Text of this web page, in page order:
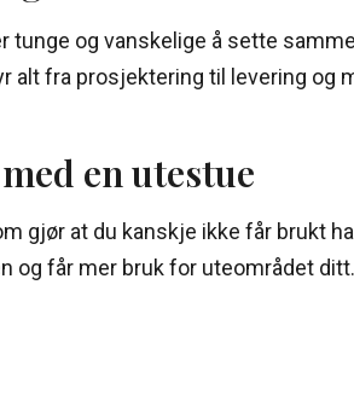
tunge og vanskelige å sette
alt fra prosjektering til levering og
en utestue
gjør at du kanskje ikke får brukt
får mer bruk for uteområdet